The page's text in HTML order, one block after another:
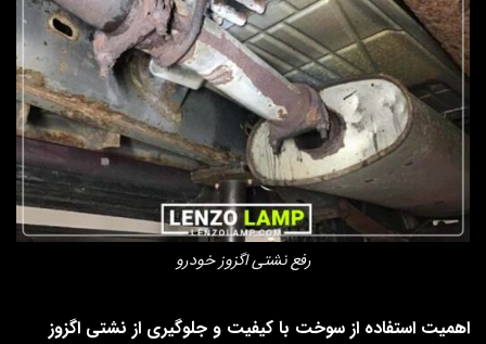
رفع نشتی اگزوز خودرو
اهمیت استفاده از سوخت با کیفیت و جلوگیری از نشتی اگزوز